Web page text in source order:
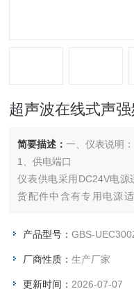
超声波在线式声
简要描述：一、仪表说明：
1、供电端口
仪表供电采用DC24V电
货配件中含有专用电源
2、通讯端口
PLC或者工控屏的485模
模块的B脚。具体协议可参
产品型号：GBS-
厂商性质：生产厂家
更新时间： 2026-07-07